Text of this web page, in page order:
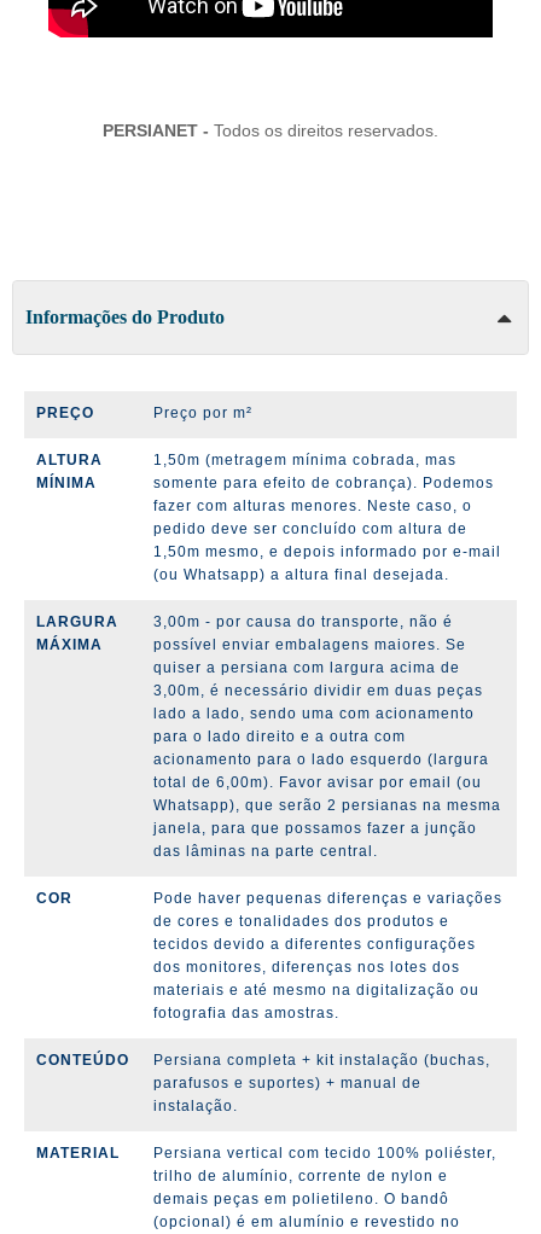
PERSIANET - Todos os direitos reservados.
Informações do Produto
PREÇO Preço por m²
ALTURA
MÍNIMA
1,50m (metragem mínima cobrada, mas
somente para efeito de cobrança). Podemos
fazer com alturas menores. Neste caso, o
pedido deve ser concluído com altura de
1,50m mesmo, e depois informado por e-mail
(ou Whatsapp) a altura final desejada.
LARGURA
MÁXIMA
3,00m - por causa do transporte, não é
possível enviar embalagens maiores. Se
quiser a persiana com largura acima de
3,00m, é necessário dividir em duas peças
lado a lado, sendo uma com acionamento
para o lado direito e a outra com
acionamento para o lado esquerdo (largura
total de 6,00m). Favor avisar por email (ou
Whatsapp), que serão 2 persianas na mesma
janela, para que possamos fazer a junção
das lâminas na parte central.
COR
Pode haver pequenas diferenças e variações
de cores e tonalidades dos produtos e
tecidos devido a diferentes configurações
dos monitores, diferenças nos lotes dos
materiais e até mesmo na digitalização ou
fotografia das amostras.
CONTEÚDO Persiana completa + kit instalação (buchas,
parafusos e suportes) + manual de
instalação.
MATERIAL
Persiana vertical com tecido 100% poliéster,
trilho de alumínio, corrente de nylon e
demais peças em polietileno. O bandô
(opcional) é em alumínio e revestido no